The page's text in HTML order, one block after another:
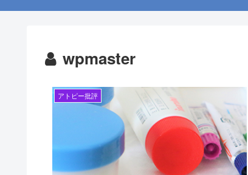
アトピー完全克
wpmaster
アトピー批評